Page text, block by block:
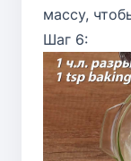
массу,
Шаг 6: